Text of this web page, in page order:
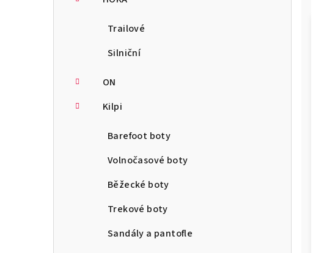
Trailové
Silniční
ON
Kilpi
Barefoot boty
Volnočasové boty
Běžecké boty
Trekové boty
Sandály a pantofle